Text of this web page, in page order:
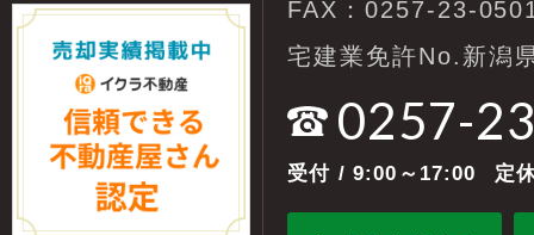
FAX：0257-23-
宅建業免許No.新潟
0257-
受付 / 9:00～17:00 定